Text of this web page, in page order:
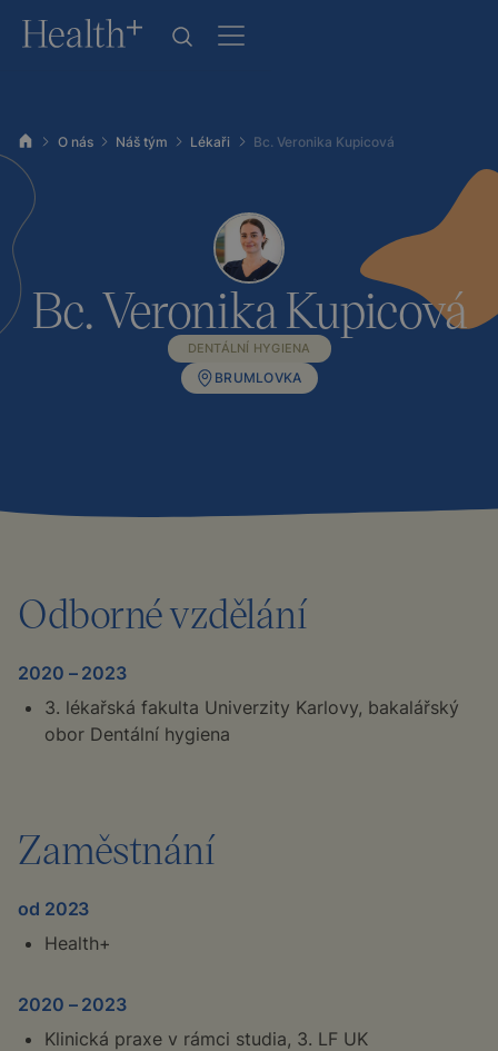
O nás Náš tým Lékaři Bc. Veronika Kupicová
Bc. Veronika Kupicová
DENTÁLNÍ HYGIENA
BRUMLOVKA
Odborné vzdělání
2020 – 2023
3. lékařská fakulta Univerzity Karlovy, bakalářský
obor Dentální hygiena
Zaměstnání
od 2023
Health+
2020 – 2023
Klinická praxe v rámci studia, 3. LF UK